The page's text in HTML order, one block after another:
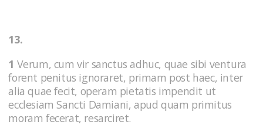
13.
1 Verum, cum vir sanctus adhuc, quae sibi ventura
forent penitus ignoraret, primam post haec, inter
alia quae fecit, operam pietatis impendit ut
ecclesiam Sancti Damiani, apud quam primitus
moram fecerat, resarciret.